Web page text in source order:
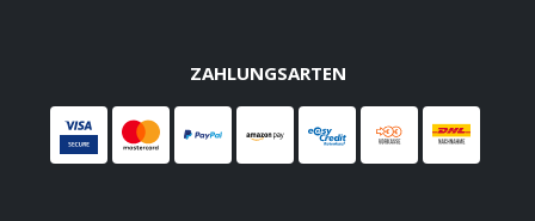
ZAHLUNGSARTEN